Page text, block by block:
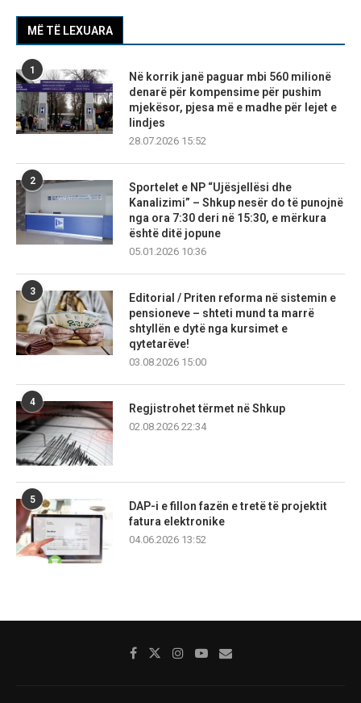
MË TË LEXUARA
1
Në korrik janë paguar mbi 560 milionë
denarë për kompensime për pushim
mjekësor, pjesa më e madhe për lejet e
lindjes
28.07.2026 15:52
2
Sportelet e NP “Ujësjellësi dhe
Kanalizimi” – Shkup nesër do të punojnë
nga ora 7:30 deri në 15:30, e mërkura
është ditë jopune
05.01.2026 10:36
3
Editorial / Priten reforma në sistemin e
pensioneve – shteti mund ta marrë
shtyllën e dytë nga kursimet e
qytetarëve!
03.08.2026 15:00
4
Regjistrohet tërmet në Shkup
02.08.2026 22:34
5
DAP-i e fillon fazën e tretë të projektit
fatura elektronike
04.06.2026 13:52